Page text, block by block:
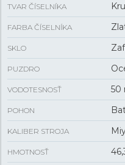
TVAR ČÍSELNÍKA
FARBA ČÍSELNÍKA
SKLO
PUZDRO
VODOTESNOSŤ 50
POHON
KALIBER STROJA
HMOTNOSŤ